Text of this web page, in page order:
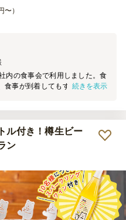
）
内の食事会で利用しました。食
食事が到着してもすぐに食べる
続きを表示
ル付き！樽生ビー
ン